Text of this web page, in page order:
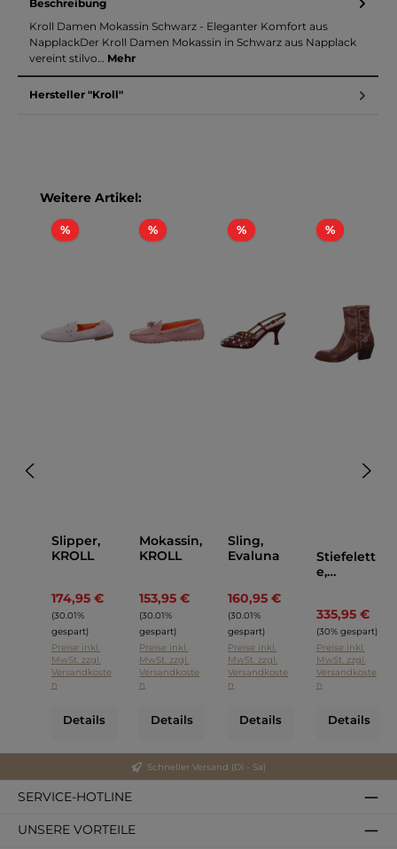
Beschreibung
Kroll Damen Mokassin Schwarz - Eleganter Komfort aus
NapplackDer Kroll Damen Mokassin in Schwarz aus Napplack
vereint stilvo… Mehr
Hersteller "Kroll"
Produktgalerie überspringen
Weitere Artikel:
%Rabatt
Slipper,
KROLL
174,95 €
Regulärer Preis:
(30.01%
gespart)
Preise inkl.
MwSt. zzgl.
Versandkoste
n
Details
%Rabatt
Mokassin,
KROLL
153,95 €
Regulärer Preis:
(30.01%
gespart)
Preise inkl.
MwSt. zzgl.
Versandkoste
n
Details
%Rabatt
Sling,
Evaluna
160,95 €
(30.01%
gespart)
Preise inkl.
MwSt. zzgl.
Versandkoste
n
Details
%Rabatt
Stiefelett
e,
335,95 €
(30% gespart)
Preise inkl.
MwSt. zzgl.
Versandkoste
n
Details
Schneller Versand (Di - Sa)
SERVICE-HOTLINE
UNSERE VORTEILE